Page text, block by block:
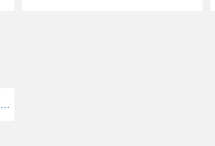
ИММУНОТАЙМ МАНГО N30 КАПС